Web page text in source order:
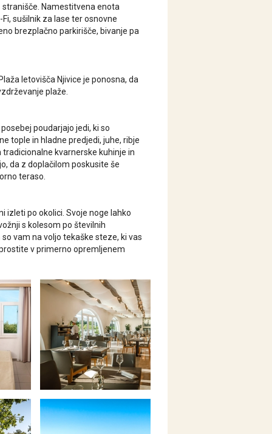
stranišče. Namestitvena enota
sušilnik za lase ter osnovne
brezplačno parkirišče, bivanje pa
letovišča Njivice je ponosna, da
plaže.
poudarjajo jedi, ki so
tople in hladne predjedi, juhe, ribje
kvarnerske kuhinje in
da z doplačilom poskusite še
teraso.
izleti po okolici. Svoje noge lahko
s kolesom po številnih
vam na voljo tekaške steze, ki vas
v primerno opremljenem